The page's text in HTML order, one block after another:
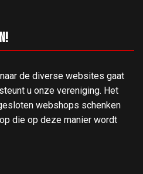
de diverse websites gaat
u onze vereniging. Het
webshops schenken
die op deze manier wordt